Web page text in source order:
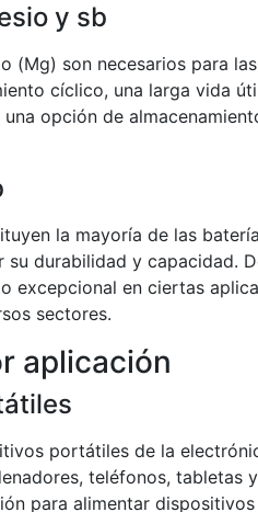
y sb
(Mg) son necesarios para
cíclico, una larga vida
opción de
la mayoría de las
su durabilidad y capacidad.
excepcional en ciertas
sectores.
aplicación
portátiles de la
teléfonos, tabletas
para alimentar